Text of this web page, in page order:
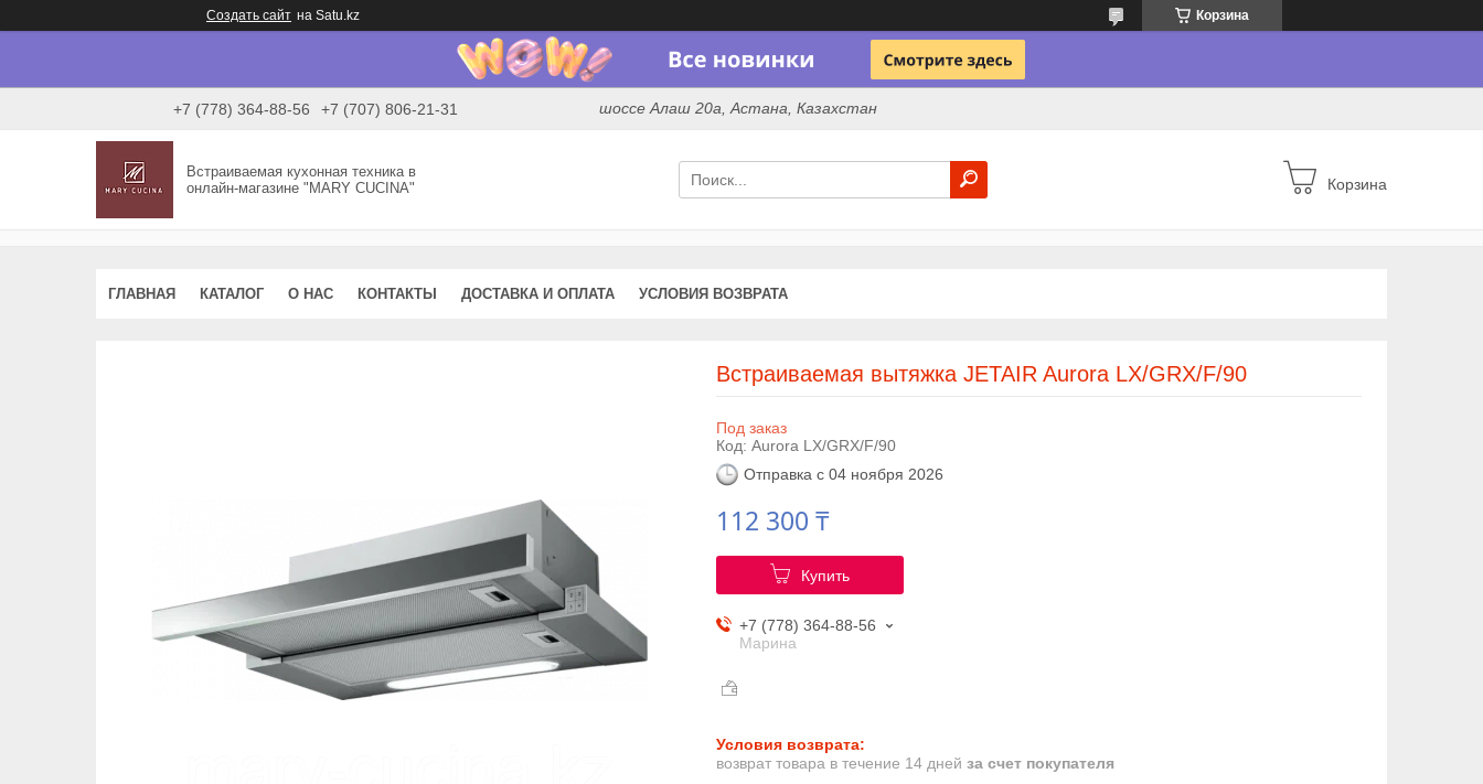
Создать сайт на Satu.kz Корзина
+7 (778) 364-88-56 +7 (707) 806-21-31 шоссе Алаш 20а, Астана, Казахстан
Встраиваемая кухонная техника в
онлайн-магазине "MARY CUCINA"
Корзина
ГЛАВНАЯ КАТАЛОГ О НАС КОНТАКТЫ ДОСТАВКА И ОПЛАТА УСЛОВИЯ ВОЗВРАТА
Встраиваемая вытяжка JETAIR Aurora LX/GRX/F/90
Под заказ
Код: Aurora LX/GRX/F/90
Отправка с 04 ноября 2026
112 300 ₸
Купить
+7 (778) 364-88-56
Марина
возврат товара в течение 14 дней за счет покупателя